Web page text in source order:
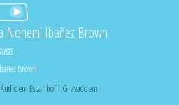
Nohemi Ibañez Brown
Brown
em Espanhol | Gravado em